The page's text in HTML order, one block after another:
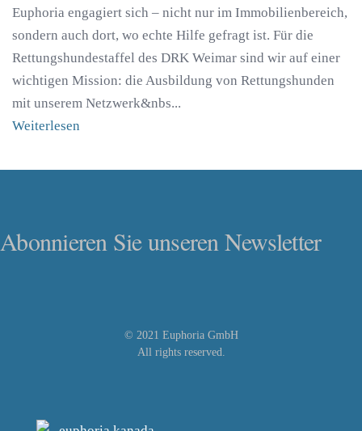
Euphoria engagiert sich – nicht nur im Immobilienbereich,
sondern auch dort, wo echte Hilfe gefragt ist. Für die
Rettungshundestaffel des DRK Weimar sind wir auf einer
wichtigen Mission: die Ausbildung von Rettungshunden
mit unserem Netzwerk&nbs...
Weiterlesen
Abonnieren Sie unseren Newsletter
© 2021 Euphoria GmbH
All rights reserved.